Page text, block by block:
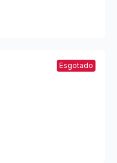
Esgotado